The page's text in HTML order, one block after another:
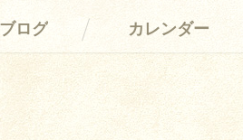
ブログ カレンダー